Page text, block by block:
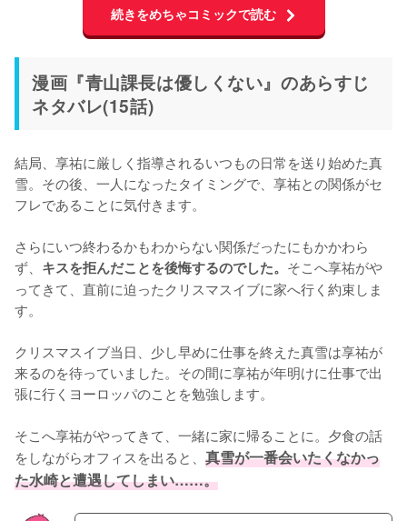
続きをめちゃコミックで読む
漫画『青山課長は優しくない』のあらすじ
ネタバレ(15話)
結局、享祐に厳しく指導されるいつもの日常を送り始めた真
雪。その後、一人になったタイミングで、享祐との関係がセ
フレであることに気付きます。
さらにいつ終わるかもわからない関係だったにもかかわら
ず、 キスを拒んだことを後悔するのでした。 そこへ享祐がや
ってきて、直前に迫ったクリスマスイブに家へ行く約束しま
す。
クリスマスイブ当日、少し早めに仕事を終えた真雪は享祐が
来るのを待っていました。その間に享祐が年明けに仕事で出
張に行くヨーロッパのことを勉強します。
そこへ享祐がやってきて、一緒に家に帰ることに。夕食の話
をしながらオフィスを出ると、 真雪が一番会いたくなかっ
た水崎と遭遇してしまい……。